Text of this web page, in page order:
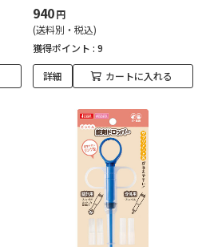
940円
(送料別・税込)
獲得ポイント : 9
詳細 カートに入れる